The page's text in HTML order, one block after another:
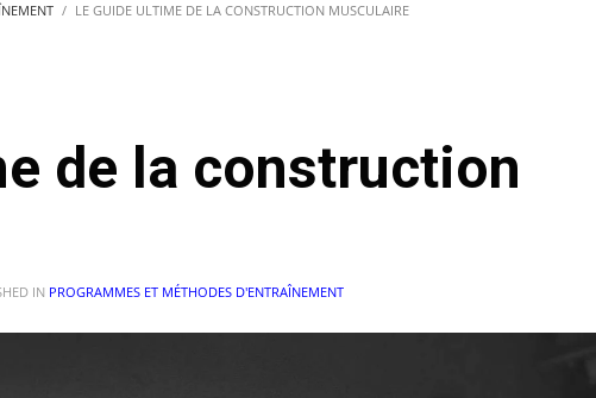
LE GUIDE ULTIME DE LA CONSTRUCTION MUSCULAIRE
de la construction
IN PROGRAMMES ET MÉTHODES D'ENTRAÎNEMENT